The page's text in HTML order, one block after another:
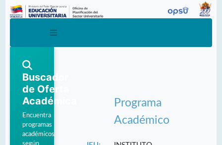
Buscador
de Oferta
Académica
Encuentra
programas
académicos
según
Programa
Académico